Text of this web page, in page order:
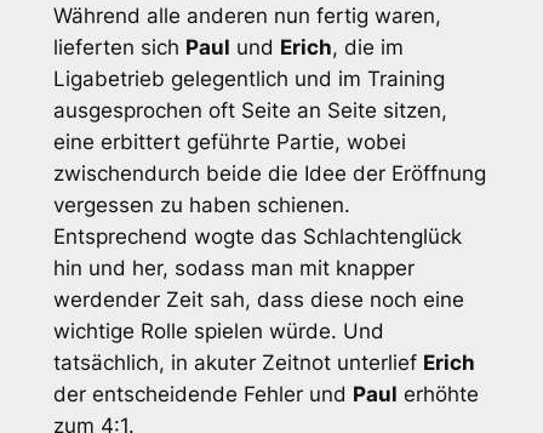
Während alle anderen nun fertig waren,
lieferten sich Paul und Erich, die im
Ligabetrieb gelegentlich und im Training
ausgesprochen oft Seite an Seite sitzen,
eine erbittert geführte Partie, wobei
zwischendurch beide die Idee der Eröffnung
vergessen zu haben schienen.
Entsprechend wogte das Schlachtenglück
hin und her, sodass man mit knapper
werdender Zeit sah, dass diese noch eine
wichtige Rolle spielen würde. Und
tatsächlich, in akuter Zeitnot unterlief Erich
der entscheidende Fehler und Paul erhöhte
zum 4:1.